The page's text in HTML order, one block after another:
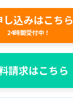
し込みはこちら
24時間受付中！
請求はこちら